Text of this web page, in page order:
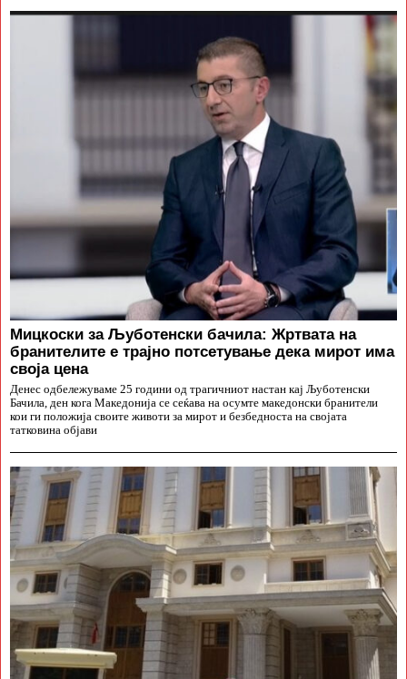
Мицкоски за Љуботенски бачила: Жртвата на
бранителите е трајно потсетување дека мирот има
своја цена
Денес одбележуваме 25 години од трагичниот настан кај Љуботенски
Бачила, ден кога Македонија се сеќава на осумте македонски бранители
кои ги положија своите животи за мирот и безбедноста на својата
татковина објави